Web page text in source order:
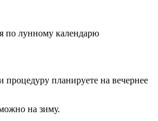
по лунному календарю
планируете на вечернее
на зиму.